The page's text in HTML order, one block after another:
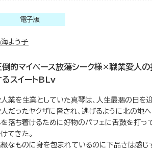
電子版
よう子
倒的マイペース放蕩シーク様×職業愛人
るスイートBLｖ
業を生業としていた真琴は、人生最悪の日を迎
だったヤクザに脅され、逃げるように北の地へ
落ち着けるために好物のパフェに舌鼓を打っ
てきた。
なものに身を包まれているのに下品さは感じ